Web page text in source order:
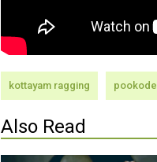
kottayam ragging pookode
Also Read